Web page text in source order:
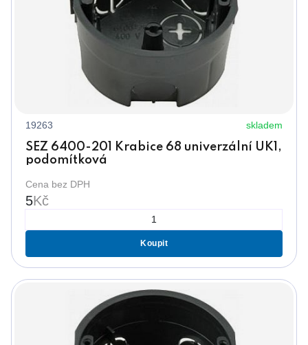
19263 skladem
SEZ 6400-201 Krabice 68 univerzální UK1,
podomítková
Cena bez DPH
5Kč
Koupit